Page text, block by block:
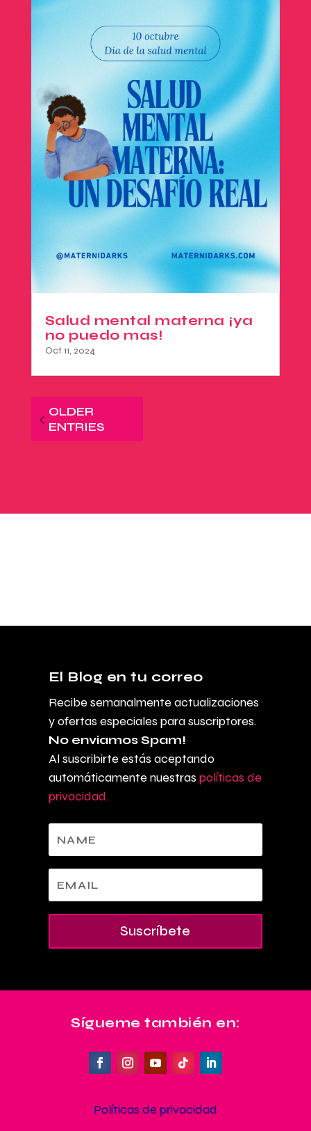
Salud mental materna ¡ya
no puedo mas!
Oct 11, 2024
OLDER
ENTRIES
El Blog en tu correo
Recibe semanalmente actualizaciones
y ofertas especiales para suscriptores.
No enviamos Spam!
Al suscribirte estás aceptando
automáticamente nuestras políticas de
privacidad.
Suscríbete
Sígueme también en:
Políticas de privacidad